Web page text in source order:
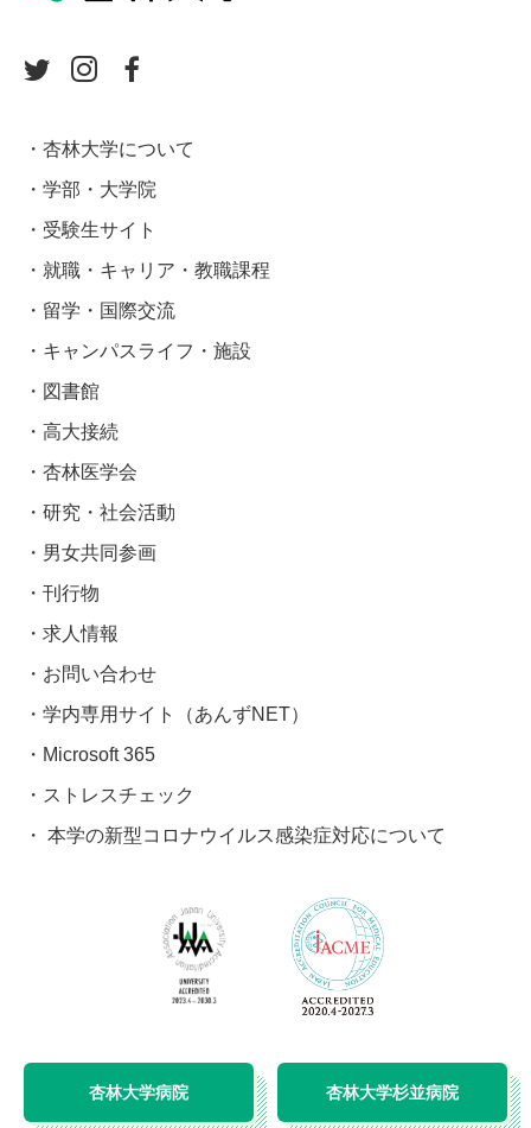
杏林大学について
学部・大学院
受験生サイト
就職・キャリア・教職課程
留学・国際交流
キャンパスライフ・施設
図書館
高大接続
杏林医学会
研究・社会活動
男女共同参画
刊行物
求人情報
お問い合わせ
学内専用サイト（あんずNET）
Microsoft 365
ストレスチェック
本学の新型コロナウイルス感染症対応について
杏林大学病院 杏林大学杉並病院